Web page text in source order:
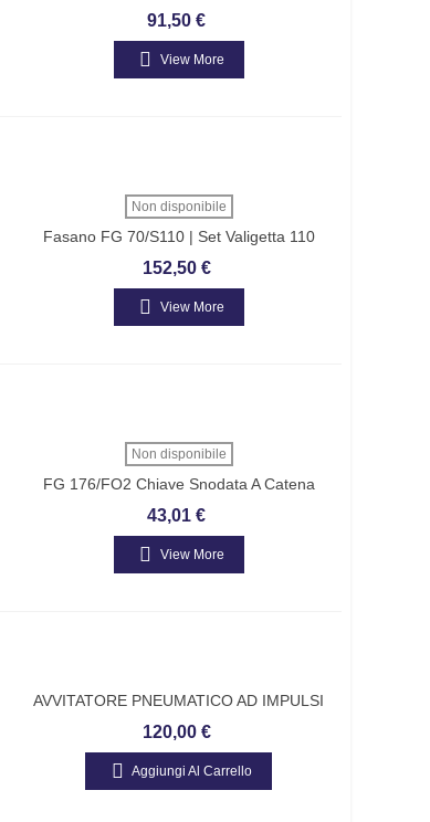
Fino A 160Ah INTEC CTEK MXS 5.0
91,50 €
View More
Non disponibile
Fasano FG 70/S110 | Set Valigetta 110
Maschi E Filiere In Acciaio Cromato
152,50 €
View More
Non disponibile
FG 176/FO2 Chiave Snodata A Catena
Doppia Per Filtri Olio MARCA FASANO
43,01 €
View More
AVVITATORE PNEUMATICO AD IMPULSI
CON ATTACCO 1/2" FASANO TOOLS
120,00 €
Aggiungi Al Carrello